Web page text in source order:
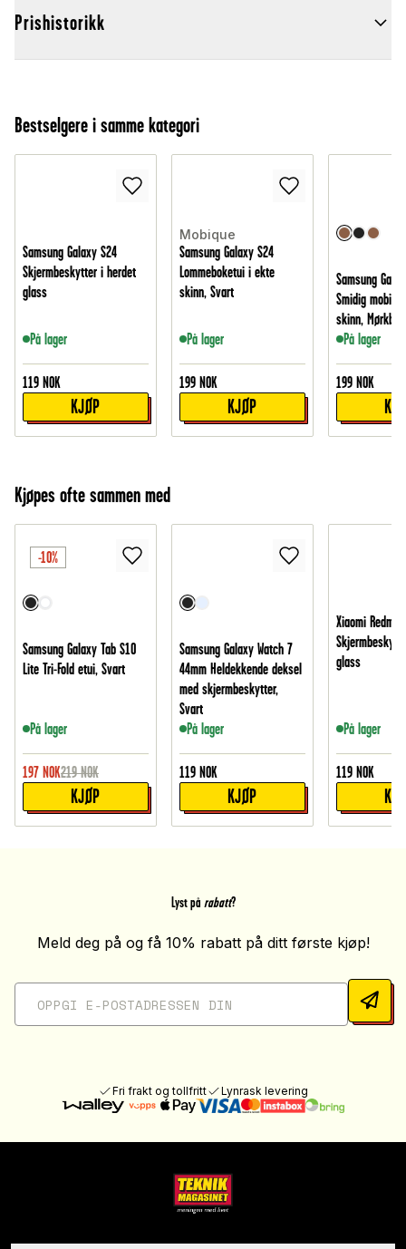
Prishistorikk
Bestselgere i samme kategori
Samsung Galaxy S24
Skjermbeskytter i herdet
glass
På lager
119 NOK
KJØP
Mobique
Samsung Galaxy S24
Lommeboketui i ekte
skinn, Svart
På lager
199 NOK
KJØP
Samsung
Smidig
skinn,
På lager
199 NOK
Kjøpes ofte sammen med
-10%
Samsung Galaxy Tab S10
Lite Tri-Fold etui, Svart
På lager
197 NOK219 NOK
KJØP
Samsung Galaxy Watch 7
44mm Heldekkende deksel
med skjermbeskytter,
Svart
På lager
119 NOK
KJØP
Xiaomi Redmi
glass
På lager
119 NOK
Lyst på rabatt?
Meld deg på og få 10% rabatt på ditt første kjøp!
Fri frakt og tollfritt Lynrask levering